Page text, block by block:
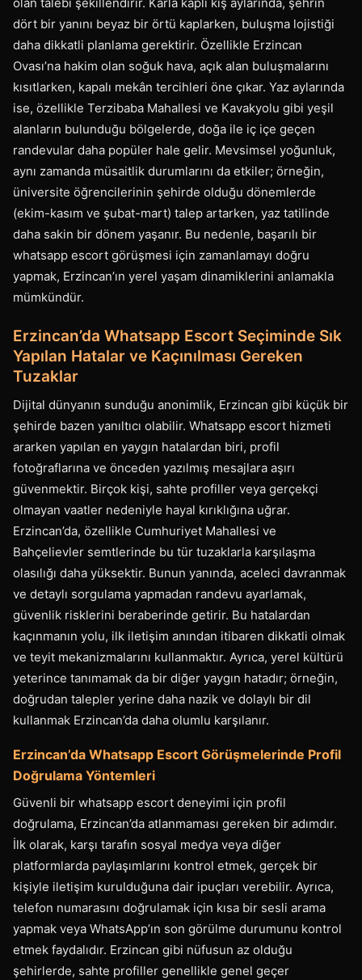
dört bir yanını beyaz bir örtü kaplarken, buluşma lojistiği
daha dikkatli planlama gerektirir. Özellikle Erzincan
Ovası’na hakim olan soğuk hava, açık alan buluşmalarını
kısıtlarken, kapalı mekân tercihleri öne çıkar. Yaz aylarında
ise, özellikle Terzibaba Mahallesi ve Kavakyolu gibi yeşil
alanların bulunduğu bölgelerde, doğa ile iç içe geçen
randevular daha popüler hale gelir. Mevsimsel yoğunluk,
aynı zamanda müsaitlik durumlarını da etkiler; örneğin,
üniversite öğrencilerinin şehirde olduğu dönemlerde
(ekim-kasım ve şubat-mart) talep artarken, yaz tatilinde
daha sakin bir dönem yaşanır. Bu nedenle, başarılı bir
whatsapp escort görüşmesi için zamanlamayı doğru
yapmak, Erzincan’ın yerel yaşam dinamiklerini anlamakla
mümkündür.
Erzincan’da Whatsapp Escort Seçiminde Sık
Yapılan Hatalar ve Kaçınılması Gereken
Tuzaklar
Dijital dünyanın sunduğu anonimlik, Erzincan gibi küçük bir
şehirde bazen yanıltıcı olabilir. Whatsapp escort hizmeti
ararken yapılan en yaygın hatalardan biri, profil
fotoğraflarına ve önceden yazılmış mesajlara aşırı
güvenmektir. Birçok kişi, sahte profiller veya gerçekçi
olmayan vaatler nedeniyle hayal kırıklığına uğrar.
Erzincan’da, özellikle Cumhuriyet Mahallesi ve
Bahçelievler semtlerinde bu tür tuzaklarla karşılaşma
olasılığı daha yüksektir. Bunun yanında, aceleci davranmak
ve detaylı sorgulama yapmadan randevu ayarlamak,
güvenlik risklerini beraberinde getirir. Bu hatalardan
kaçınmanın yolu, ilk iletişim anından itibaren dikkatli olmak
ve teyit mekanizmalarını kullanmaktır. Ayrıca, yerel kültürü
yeterince tanımamak da bir diğer yaygın hatadır; örneğin,
doğrudan talepler yerine daha nazik ve dolaylı bir dil
kullanmak Erzincan’da daha olumlu karşılanır.
Erzincan’da Whatsapp Escort Görüşmelerinde Profil
Doğrulama Yöntemleri
Güvenli bir whatsapp escort deneyimi için profil
doğrulama, Erzincan’da atlanmaması gereken bir adımdır.
İlk olarak, karşı tarafın sosyal medya veya diğer
platformlarda paylaşımlarını kontrol etmek, gerçek bir
kişiyle iletişim kurulduğuna dair ipuçları verebilir. Ayrıca,
telefon numarasını doğrulamak için kısa bir sesli arama
yapmak veya WhatsApp’ın son görülme durumunu kontrol
etmek faydalıdır. Erzincan gibi nüfusun az olduğu
şehirlerde, sahte profiller genellikle genel geçer